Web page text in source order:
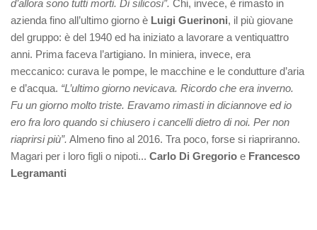
d’allora sono tutti morti. Di silicosi”. Chi, invece, è rimasto in
azienda fino all’ultimo giorno è Luigi Guerinoni, il più giovane
del gruppo: è del 1940 ed ha iniziato a lavorare a ventiquattro
anni. Prima faceva l’artigiano. In miniera, invece, era
meccanico: curava le pompe, le macchine e le condutture d’aria
e d’acqua. “L’ultimo giorno nevicava. Ricordo che era inverno.
Fu un giorno molto triste. Eravamo rimasti in diciannove ed io
ero fra loro quando si chiusero i cancelli dietro di noi. Per non
riaprirsi più”. Almeno fino al 2016. Tra poco, forse si riapriranno.
Magari per i loro figli o nipoti... Carlo Di Gregorio e Francesco
Legramanti